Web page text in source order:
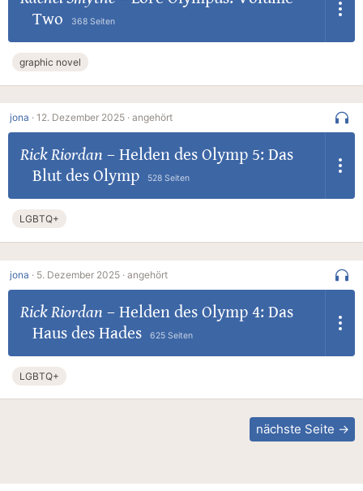
Two
368 Seiten
graphic novel
jona · 12. Dezember 2025 · angehört
Rick Riordan – Helden des Olymp 5: Das
Blut des Olymp
528 Seiten
LGBTQ+
jona · 5. Dezember 2025 · angehört
Rick Riordan – Helden des Olymp 4: Das
Haus des Hades
625 Seiten
LGBTQ+
nächste Seite →